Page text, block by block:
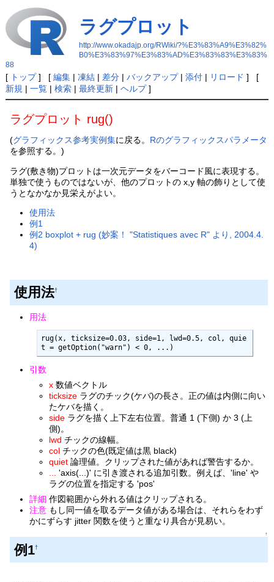
ラグプロット
http://www.okadajp.org/RWiki/?%E3%83%A9%E3%82%
B0%E3%83%97%E3%83%AD%E3%83%83%E3%83%
88
[ トップ] [ 編集| 凍結| 差分| バックアップ| 添付| リロード ] [
新規 | 一覧| 検索| 最終更新| ヘルプ]
ラグプロット rug()
(グラフィックス参考実例集に戻る。 Rのグラフィックスパラメータ
を参照する。)
ラグ(敷き物)プロットは一次元データをバーコード風に表現する。
単独で使うものではないが、他のプロットの x,y 軸の飾りとして使
うとなかなか見栄えがよい。
使用法
例1
例2 boxplot + rug (妙案！ "Statistiques avec R" より, 2004.4.
4)
使用法†
用法
rug(x, ticksize=0.03, side=1, lwd=0.5, col, quie
t = getOption("warn") < 0, ...)
引数
x 数値ベクトル
ticksize ラグのチック(ケバ)の長さ。正の値は内側に向い
たケバを描く。
side ラグを描く上下左右位置。普通 1 (下側) か 3 (上
側)。
lwd チックの線幅。
col チックの色(既定値は黒 black)
quiet 論理値。クリップされた値があれば警告するか。
'axis(...)' に引き渡される追加引数。例えば、'line' や
ラグの位置を指定する 'pos'
詳細 作図範囲から外れる値はクリップされる。
注意 もし同一値を取るデータ値がある場合は、それらをわず
かにずらす jitter 関数を使うと重なり具合が見易い。
↑
例1†